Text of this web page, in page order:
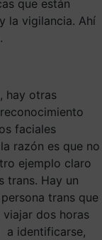
que están
la vigilancia. Ahí
hay otras
faciales
razón es que no
ejemplo claro
trans. Hay un
trans que
dos horas
a identificarse,